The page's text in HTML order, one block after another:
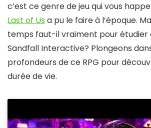
c’est ce genre de jeu qui vous
Last of Usa pu le faire à l’époque.
temps faut-il vraiment pour étudier
Sandfall Interactive? Plongeons
profondeurs de ce RPG pour
durée de vie.